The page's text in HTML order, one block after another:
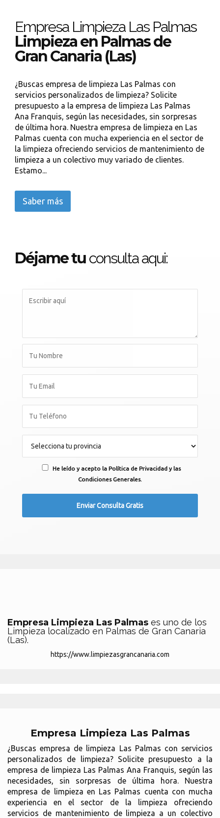
Empresa Limpieza Las Palmas
Limpieza en Palmas de
Gran Canaria (Las)
¿Buscas empresa de limpieza Las Palmas con
servicios personalizados de limpieza? Solicite
presupuesto a la empresa de limpieza Las Palmas
Ana Franquis, según las necesidades, sin sorpresas
de última hora. Nuestra empresa de limpieza en Las
Palmas cuenta con mucha experiencia en el sector de
la limpieza ofreciendo servicios de mantenimiento de
limpieza a un colectivo muy variado de clientes.
Estamo...
Saber más
Déjame tu consulta aqui:
He leído y acepto la Política de Privacidad y las
Condiciones Generales.
Empresa Limpieza Las Palmas es uno de los
Limpieza localizado en Palmas de Gran Canaria
(Las).
https://www.limpiezasgrancanaria.com
Empresa Limpieza Las Palmas
¿Buscas empresa de limpieza Las Palmas con servicios
personalizados de limpieza? Solicite presupuesto a la
empresa de limpieza Las Palmas Ana Franquis, según las
necesidades, sin sorpresas de última hora. Nuestra
empresa de limpieza en Las Palmas cuenta con mucha
experiencia en el sector de la limpieza ofreciendo
servicios de mantenimiento de limpieza a un colectivo